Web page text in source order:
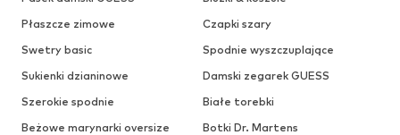
Płaszcze zimowe
Czapki szary
Swetry basic
Spodnie wyszczuplające
Sukienki dzianinowe
Damski zegarek GUESS
Szerokie spodnie
Białe torebki
Beżowe marynarki oversize
Botki Dr. Martens